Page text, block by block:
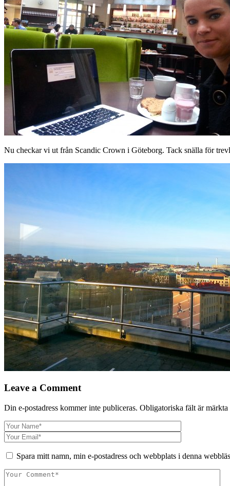
Nu checkar vi ut från Scandic Crown i Göteborg. Tack snälla för
Leave a Comment
Din e-postadress kommer inte publiceras. Obligatoriska fält är märkta
Spara mitt namn, min e-postadress och webbplats i denna